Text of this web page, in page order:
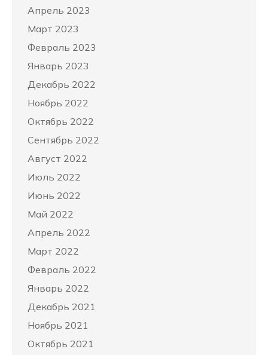
Апрель 2023
Март 2023
Февраль 2023
Январь 2023
Декабрь 2022
Ноябрь 2022
Октябрь 2022
Сентябрь 2022
Август 2022
Июль 2022
Июнь 2022
Май 2022
Апрель 2022
Март 2022
Февраль 2022
Январь 2022
Декабрь 2021
Ноябрь 2021
Октябрь 2021